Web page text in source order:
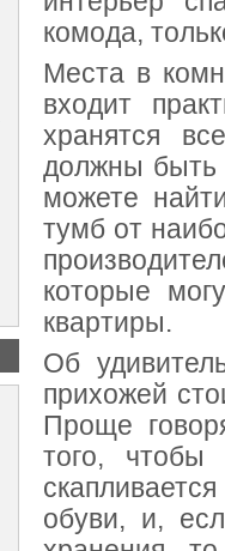
комода,
Места в
входит
хранятся
должны быть
можете
тумб от
которые
квартиры.
Об
прихожей
Проще
того,
обуви, и,